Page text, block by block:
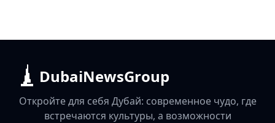
DubaiNewsGroup
Откройте для себя Дубай: современное чудо, где
встречаются культуры, а возможности